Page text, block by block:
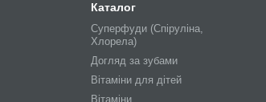
Каталог
Суперфуди (Спіруліна,
Хлорела)
Догляд за зубами
Вітаміни для дітей
Вітаміни